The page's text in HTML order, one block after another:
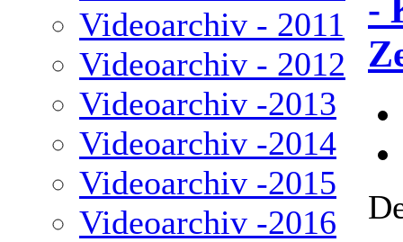
Videoarchiv - 2011
Videoarchiv - 2012
Videoarchiv -2013
Videoarchiv -2014
Videoarchiv -2015
Videoarchiv -2016
-